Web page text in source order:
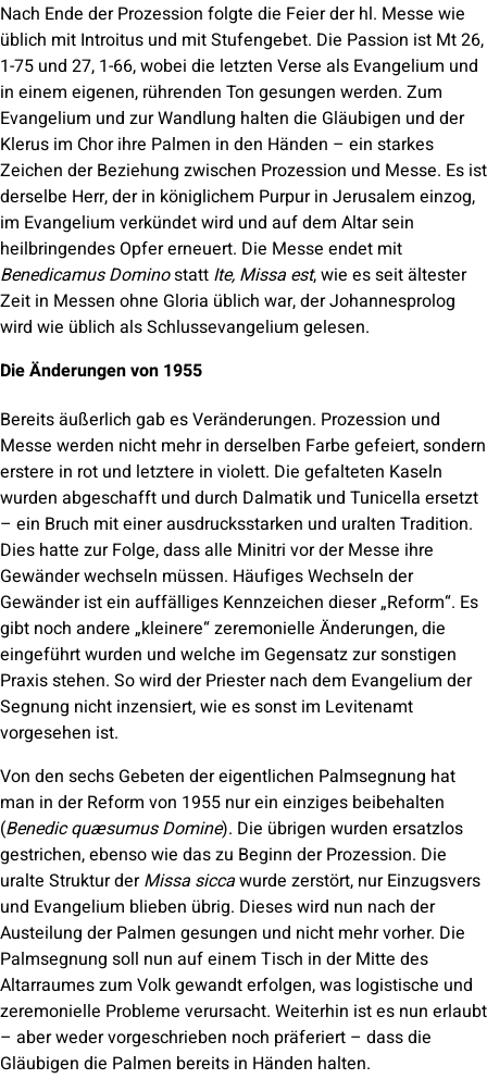
Nach Ende der Prozession folgte die Feier der hl. Messe wie
üblich mit Introitus und mit Stufengebet. Die Passion ist Mt 26,
1-75 und 27, 1-66, wobei die letzten Verse als Evangelium und
in einem eigenen, rührenden Ton gesungen werden. Zum
Evangelium und zur Wandlung halten die Gläubigen und der
Klerus im Chor ihre Palmen in den Händen – ein starkes
Zeichen der Beziehung zwischen Prozession und Messe. Es ist
derselbe Herr, der in königlichem Purpur in Jerusalem einzog,
im Evangelium verkündet wird und auf dem Altar sein
heilbringendes Opfer erneuert. Die Messe endet mit
Benedicamus Dominostatt Ite, Missa est, wie es seit ältester
Zeit in Messen ohne Gloria üblich war, der Johannesprolog
wird wie üblich als Schlussevangelium gelesen.
Die Änderungen von 1955
Bereits äußerlich gab es Veränderungen. Prozession und
Messe werden nicht mehr in derselben Farbe gefeiert, sondern
erstere in rot und letztere in violett. Die gefalteten Kaseln
wurden abgeschafft und durch Dalmatik und Tunicella ersetzt
– ein Bruch mit einer ausdrucksstarken und uralten Tradition.
Dies hatte zur Folge, dass alle Minitri vor der Messe ihre
Gewänder wechseln müssen. Häufiges Wechseln der
Gewänder ist ein auffälliges Kennzeichen dieser „Reform“. Es
gibt noch andere „kleinere“ zeremonielle Änderungen, die
eingeführt wurden und welche im Gegensatz zur sonstigen
Praxis stehen. So wird der Priester nach dem Evangelium der
Segnung nicht inzensiert, wie es sonst im Levitenamt
vorgesehen ist.
Von den sechs Gebeten der eigentlichen Palmsegnung hat
man in der Reform von 1955 nur ein einziges beibehalten
(Benedic quæsumus Domine). Die übrigen wurden ersatzlos
gestrichen, ebenso wie das zu Beginn der Prozession. Die
uralte Struktur derMissa siccawurde zerstört, nur Einzugsvers
und Evangelium blieben übrig. Dieses wird nun nach der
Austeilung der Palmen gesungen und nicht mehr vorher. Die
Palmsegnung soll nun auf einem Tisch in der Mitte des
Altarraumes zum Volk gewandt erfolgen, was logistische und
zeremonielle Probleme verursacht. Weiterhin ist es nun erlaubt
– aber weder vorgeschrieben noch präferiert – dass die
Gläubigen die Palmen bereits in Händen halten.